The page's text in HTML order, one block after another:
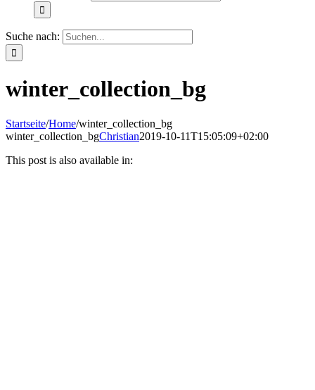
Suche nach:
winter_collection_bg
Startseite/Home/winter_collection_bg
winter_collection_bgChristian2019-10-11T15:05:09+02:00
This post is also available in: